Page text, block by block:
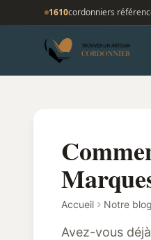
1610cordonniers
Accueil Notre blog
Avez-vous